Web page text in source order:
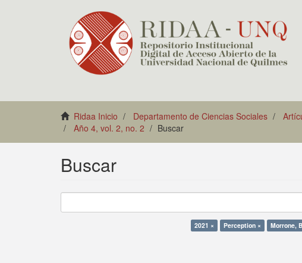
Ridaa Inicio Departamento de Ciencias Sociales
Año 4, vol. 2, no. 2
Buscar
Buscar
2021 × Perception × Morrone,